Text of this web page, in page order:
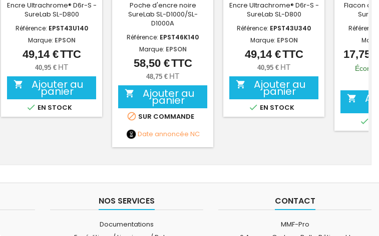
Encre Ultrachrome® D6r-S -
SureLab SL-D800
Référence: EPST43U140
Marque: EPSON
Prix
49,14 €TTC
40,95 € HT
 Ajouter au
panier
 EN STOCK
Poche d'encre noire
SureLab SL-D1000/SL-
D1000A
Référence: EPST46K140
Marque: EPSON
Prix
58,50 €TTC
48,75 € HT
 Ajouter au
panier
 SUR COMMANDE
Date annoncée NC
Encre Ultrachrome® D6r-S -
SureLab SL-D800
Référence: EPST43U340
Marque: EPSON
Prix
49,14 €TTC
40,95 € HT
 Ajouter au
panier
 EN STOCK
Flacon
17,75 €


NOS SERVICES
Documentations
CONTACT
MMF-Pro